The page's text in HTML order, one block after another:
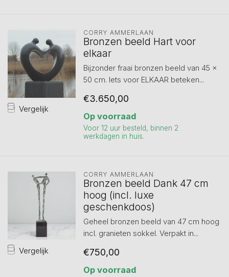
Vergelijk
CORRY AMMERLAAN
Bronzen beeld Hart voor
elkaar
Bijzonder fraai bronzen beeld van 45 x
50 cm. Iets voor ELKAAR beteken...
€3.650,00
Op voorraad
Voor 12 uur besteld, binnen 2
werkdagen in huis.
Vergelijk
CORRY AMMERLAAN
Bronzen beeld Dank 47 cm
hoog (incl. luxe
geschenkdoos)
Geheel bronzen beeld van 47 cm hoog
incl. granieten sokkel. Verpakt in...
€750,00
Op voorraad